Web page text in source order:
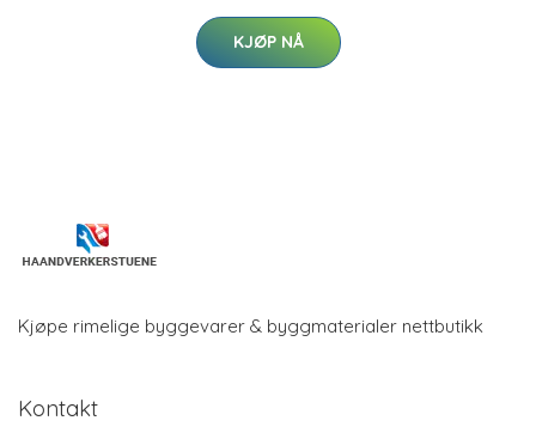
KJØP NÅ
Kjøpe rimelige byggevarer & byggmaterialer nettbutikk
Kontakt